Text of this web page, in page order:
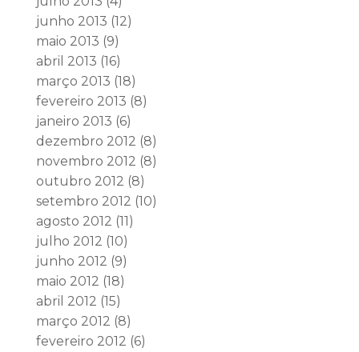
junho 2013 (12)
maio 2013 (9)
abril 2013 (16)
março 2013 (18)
fevereiro 2013 (8)
janeiro 2013 (6)
dezembro 2012 (8)
novembro 2012 (8)
outubro 2012 (8)
setembro 2012 (10)
agosto 2012 (11)
julho 2012 (10)
junho 2012 (9)
maio 2012 (18)
abril 2012 (15)
março 2012 (8)
fevereiro 2012 (6)